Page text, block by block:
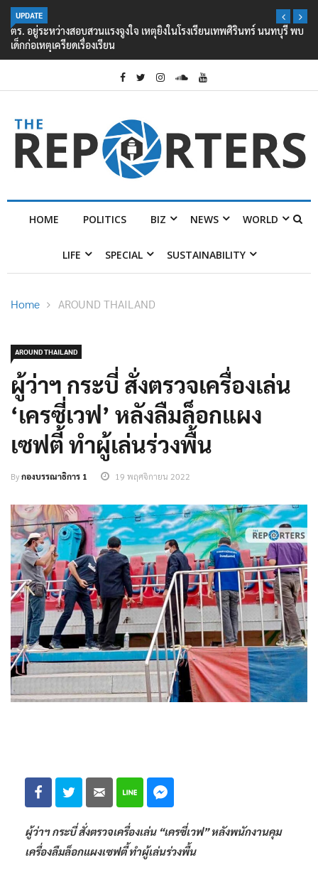
UPDATE
ตร. อยู่ระหว่างสอบสวนแรงจูงใจ เหตุยิงในโรงเรียนเทพศิรินทร์ นนทบุรี พบ
เด็กก่อเหตุเครียดเรื่องเรียน
HOME POLITICS BIZ NEWS WORLD
LIFE SPECIAL SUSTAINABILITY
Home AROUND THAILAND
AROUND THAILAND
ผู้ว่าฯ กระบี่ สั่งตรวจเครื่องเล่น
‘เครซี่เวฟ’ หลังลืมล็อกแผง
เซฟตี้ ทำผู้เล่นร่วงพื้น
Byกองบรรณาธิการ 1 19 พฤศจิกายน 2022
ผู้ว่าฯ กระบี่ สั่งตรวจเครื่องเล่น “เครซี่เวฟ” หลังพนักงานคุม
เครื่องลืมล็อกแผงเซฟตี้ ทำผู้เล่นร่วงพื้น